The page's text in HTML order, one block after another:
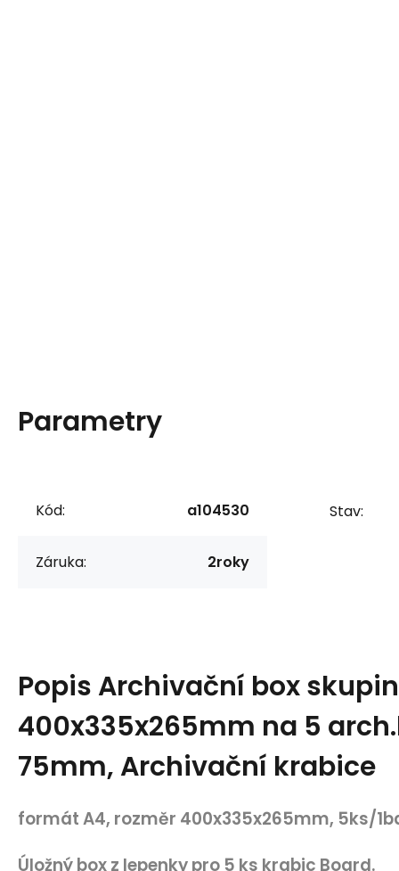
Parametry
Kód: a104530
Záruka: 2roky
Stav:
Popis Archivační box
400x335x265mm na 5
75mm, Archivační krabice
formát A4, rozměr 400x335x265mm, 5ks/
Úložný box z lepenky pro 5 ks krabic Board.